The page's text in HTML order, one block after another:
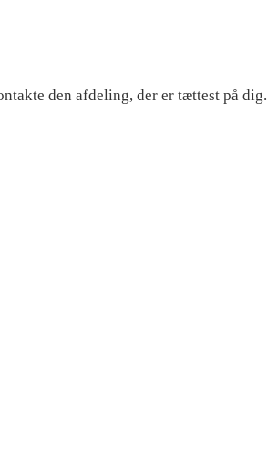
den afdeling, der er tættest på dig.